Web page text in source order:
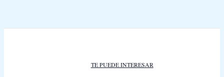
TE PUEDE INTERESAR